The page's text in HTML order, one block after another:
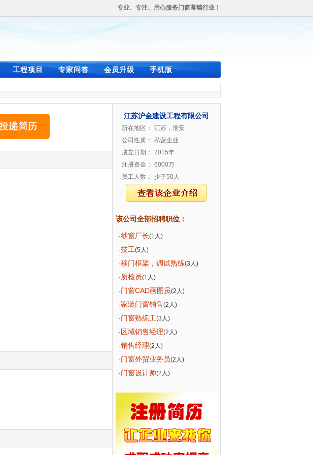
专业、专注、用心服务门窗幕墙行业！
工程项目 专家问答 会员升级 手机版
江苏沪金建设工程有限公司
所在地区：
江苏，淮安
公司性质：
私营企业
成立日期：
2015年
注册资金：
6000万
员工人数：
少于50人
该公司全部招聘职位：
·纱窗厂长(1人)
·技工(5人)
·移门框架，调试熟练(3人)
· 质检员(1人)
·门窗CAD画图员(2人)
·家装门窗销售(2人)
·门窗熟练工(3人)
· 区域销售经理(2人)
·销售经理(2人)
·门窗外贸业务员(2人)
·门窗设计师(2人)